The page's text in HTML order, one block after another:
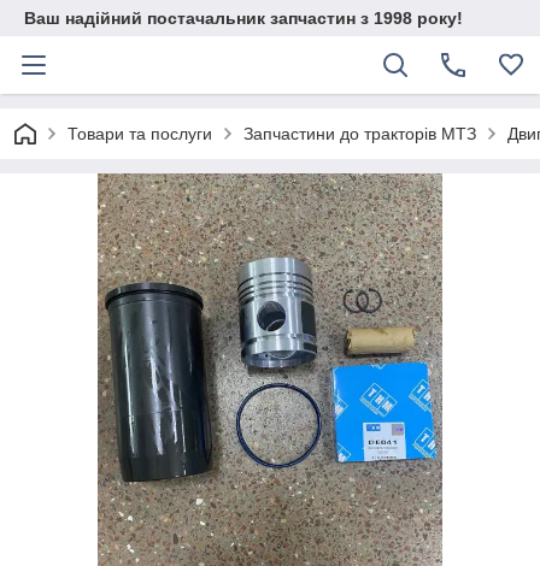
Ваш надійний постачальник запчастин з 1998 року!
Товари та послуги Запчастини до тракторів МТЗ